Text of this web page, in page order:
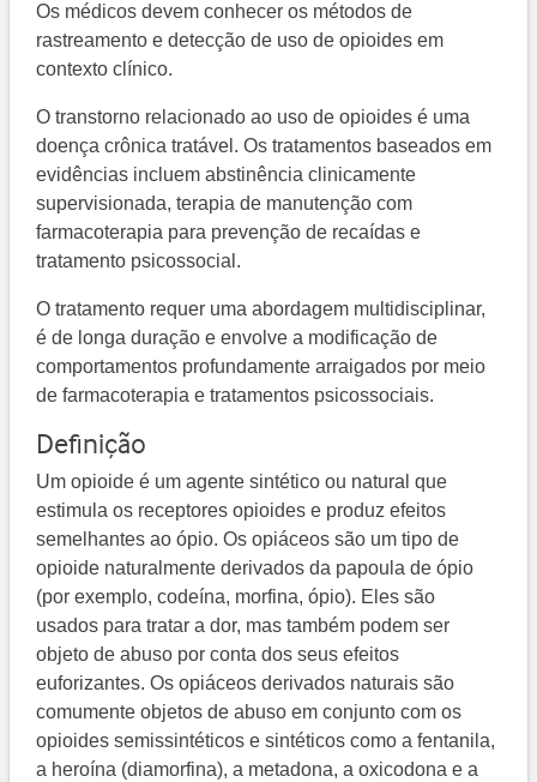
Os médicos devem conhecer os métodos de
rastreamento e detecção de uso de opioides em
contexto clínico.
O transtorno relacionado ao uso de opioides é uma
doença crônica tratável. Os tratamentos baseados em
evidências incluem abstinência clinicamente
supervisionada, terapia de manutenção com
farmacoterapia para prevenção de recaídas e
tratamento psicossocial.
O tratamento requer uma abordagem multidisciplinar,
é de longa duração e envolve a modificação de
comportamentos profundamente arraigados por meio
de farmacoterapia e tratamentos psicossociais.
Definição
Um opioide é um agente sintético ou natural que
estimula os receptores opioides e produz efeitos
semelhantes ao ópio. Os opiáceos são um tipo de
opioide naturalmente derivados da papoula de ópio
(por exemplo, codeína, morfina, ópio). Eles são
usados para tratar a dor, mas também podem ser
objeto de abuso por conta dos seus efeitos
euforizantes. Os opiáceos derivados naturais são
comumente objetos de abuso em conjunto com os
opioides semissintéticos e sintéticos como a fentanila,
a heroína (diamorfina), a metadona, a oxicodona e a